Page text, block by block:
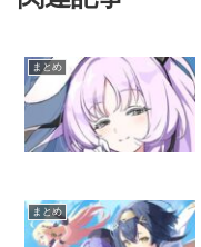
まとめ
まとめ